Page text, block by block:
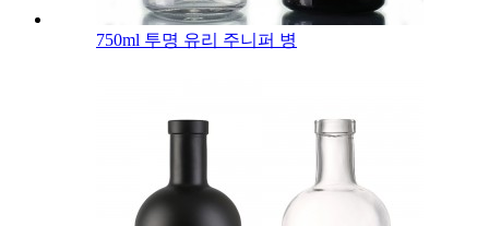
750ml 투명 유리 주니퍼 병